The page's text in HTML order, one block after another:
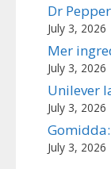
Dr
July 3, 2026
Mer
July 3, 2026
Unilever
July 3, 2026
July 3, 2026